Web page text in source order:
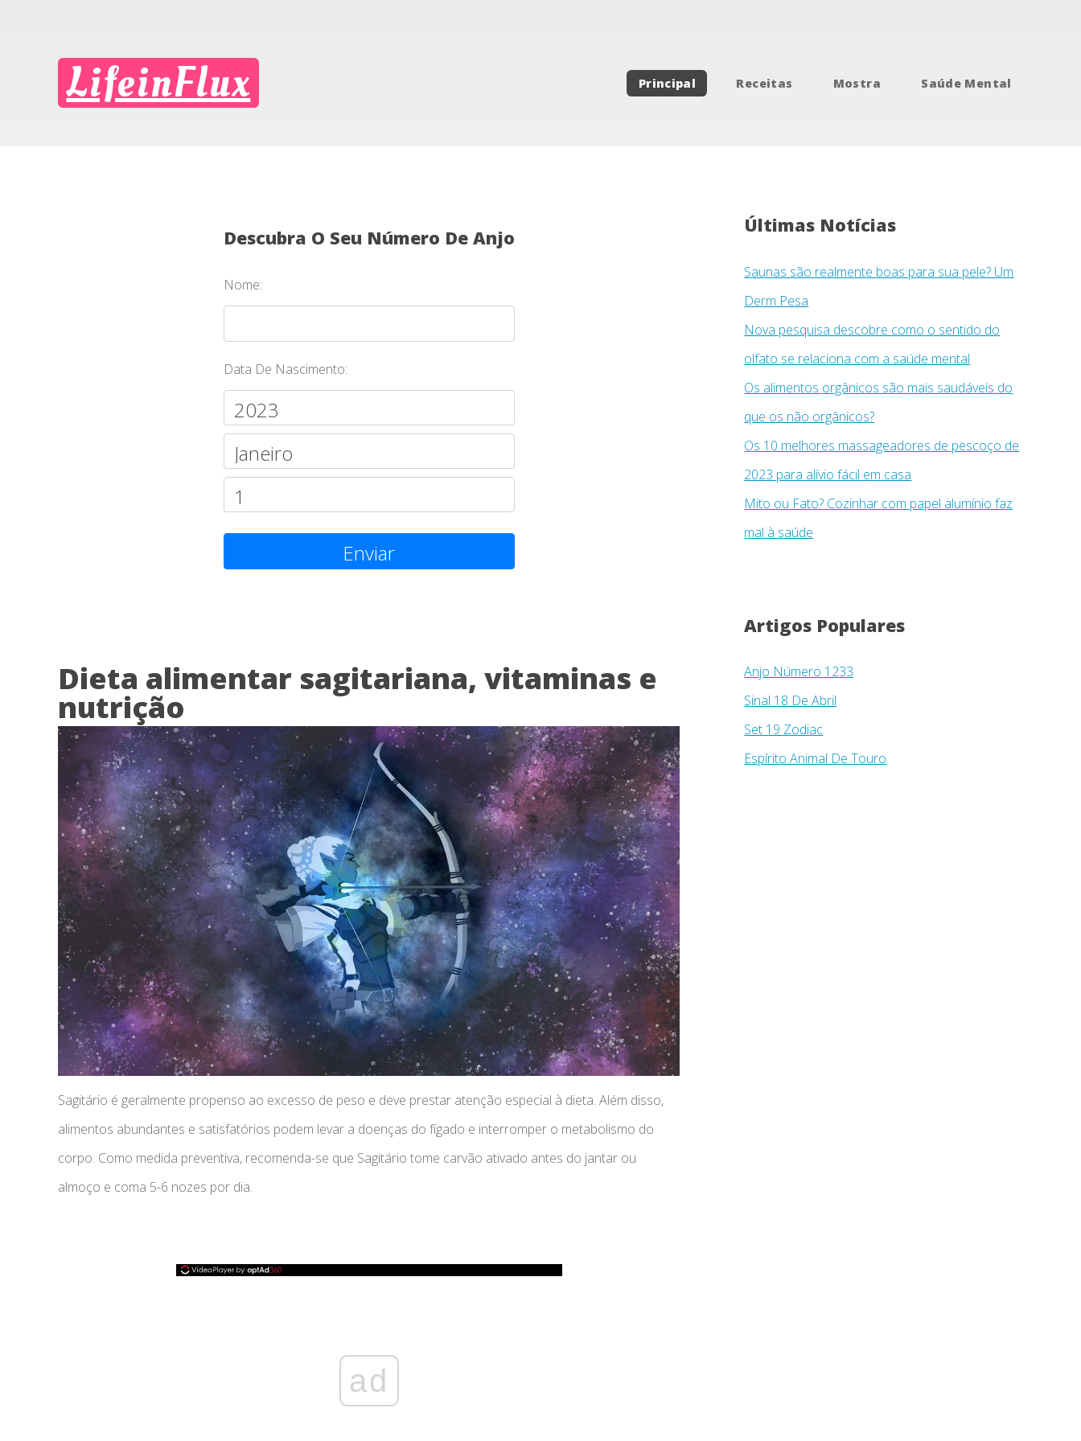
LifeinFlux Principal Receitas Mostra Saúde Mental
Descubra O Seu Número De Anjo
Nome:
Data De Nascimento:
Enviar
Dieta alimentar sagitariana, vitaminas e
nutrição
Sagitário é geralmente propenso ao excesso de peso e deve prestar atenção especial à dieta. Além disso,
alimentos abundantes e satisfatórios podem levar a doenças do fígado e interromper o metabolismo do
corpo. Como medida preventiva, recomenda-se que Sagitário tome carvão ativado antes do jantar ou
almoço e coma 5-6 nozes por dia.
ad
Últimas Notícias
Saunas são realmente boas para sua pele? Um
Derm Pesa
Nova pesquisa descobre como o sentido do
olfato se relaciona com a saúde mental
Os alimentos orgânicos são mais saudáveis ​​do
que os não orgânicos?
Os 10 melhores massageadores de pescoço de
2023 para alívio fácil em casa
Mito ou Fato? Cozinhar com papel alumínio faz
mal à saúde
Artigos Populares
Anjo Número 1233
Sinal 18 De Abril
Set 19 Zodiac
Espírito Animal De Touro